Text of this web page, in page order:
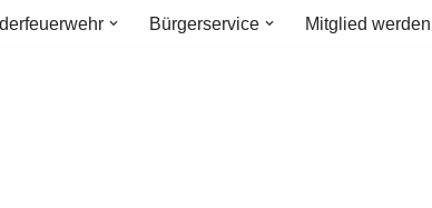
Bürgerservice Mitglied werden